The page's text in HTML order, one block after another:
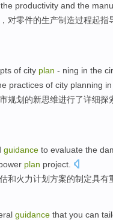
the productivity and the
， 对零件的生产制造过程起指
of city plan - ning in the
practices of city planning in
规划 的新思维进行了详细探
guidance to evaluate the
plan project.
和火力计划方案的制定具有
guidance that you can